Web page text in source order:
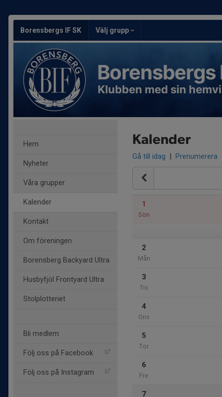
Borensbergs IF SK Välj grupp
Borensbergs
Klubben med sin
Hem
Nyheter
Våra grupper
Kalender
Kontakt
Om föreningen
Borensberg Backyard Ultra
Husbyfjöl Frontyard Ultra
Stolplotteriet
Bli medlem
Följ oss på Facebook
Följ oss på Instagram
Kalender
Gå till idag | Prenumerera
1
Sön
2
Mån
3
Tis
4
Ons
5
Tor
6
Fre
7